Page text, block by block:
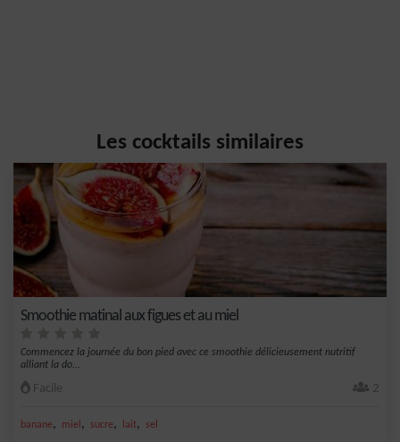
Les cocktails similaires
Smoothie matinal aux figues et au miel
Commencez la journée du bon pied avec ce smoothie délicieusement nutritif
alliant la do...
Facile 2
banane, miel , sucre, lait, sel